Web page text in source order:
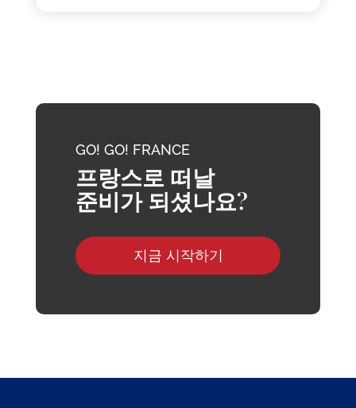
GO! GO! FRANCE
프랑스로 떠날
준비가 되셨나요?
지금 시작하기